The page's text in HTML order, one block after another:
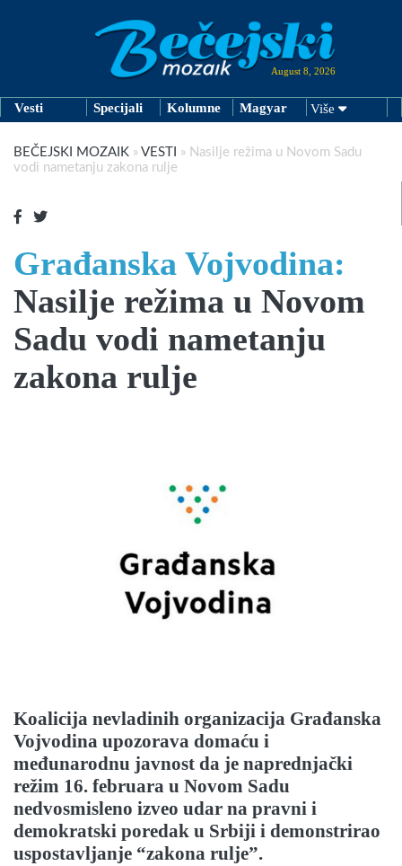
August 8, 2026
Vesti Specijali Kolumne Magyar Više
BEČEJSKI MOZAIK » VESTI » Nasilje režima u Novom Sadu
vodi nametanju zakona rulje
Građanska Vojvodina:
Nasilje režima u Novom
Sadu vodi nametanju
zakona rulje
Koalicija nevladinih organizacija Građanska
Vojvodina upozorava domaću i
međunarodnu javnost da je naprednjački
režim 16. februara u Novom Sadu
nedvosmisleno izveo udar na pravni i
demokratski poredak u Srbiji i demonstrirao
uspostavljanje “zakona rulje”.